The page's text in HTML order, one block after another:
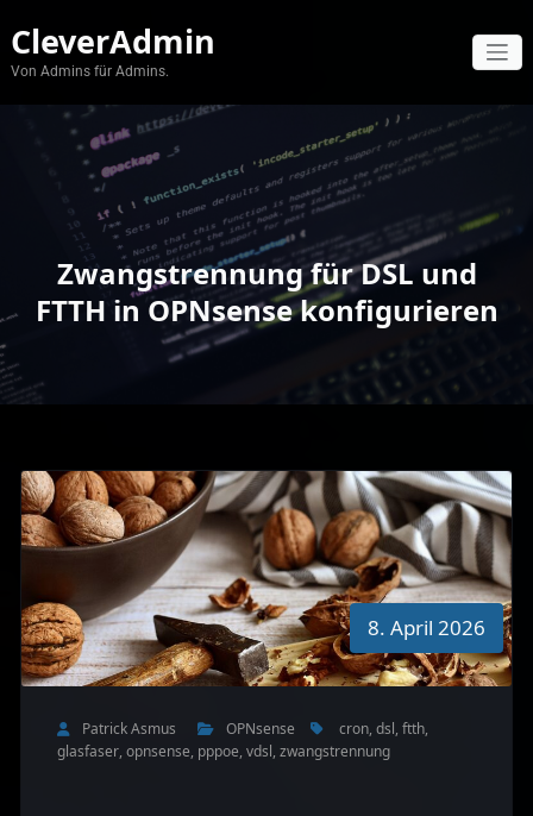
Inhalt
springen
CleverAdmin
Von Admins für Admins.
Zwangstrennung für DSL und
FTTH in OPNsense konfigurieren
8. April 2026
Patrick Asmus OPNsense cron, dsl, ftth,
glasfaser, opnsense, pppoe, vdsl, zwangstrennung